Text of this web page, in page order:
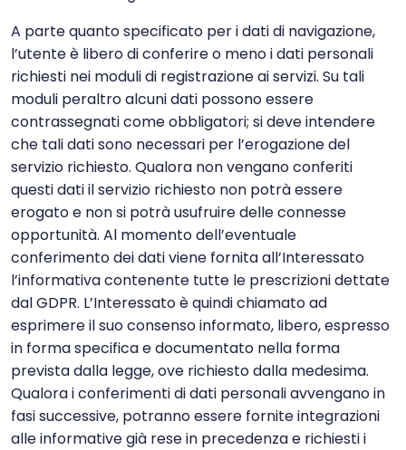
A parte quanto specificato per i dati di navigazione,
l’utente è libero di conferire o meno i dati personali
richiesti nei moduli di registrazione ai servizi. Su tali
moduli peraltro alcuni dati possono essere
contrassegnati come obbligatori; si deve intendere
che tali dati sono necessari per l’erogazione del
servizio richiesto. Qualora non vengano conferiti
questi dati il servizio richiesto non potrà essere
erogato e non si potrà usufruire delle connesse
opportunità. Al momento dell’eventuale
conferimento dei dati viene fornita all’Interessato
l’informativa contenente tutte le prescrizioni dettate
dal GDPR. L’Interessato è quindi chiamato ad
esprimere il suo consenso informato, libero, espresso
in forma specifica e documentato nella forma
prevista dalla legge, ove richiesto dalla medesima.
Qualora i conferimenti di dati personali avvengano in
fasi successive, potranno essere fornite integrazioni
alle informative già rese in precedenza e richiesti i